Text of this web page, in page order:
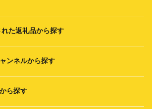
た返礼品から探す
ンネルから探す
ら探す